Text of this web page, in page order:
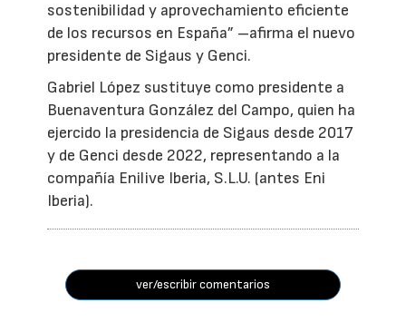
sostenibilidad y aprovechamiento eficiente
de los recursos en España” –afirma el nuevo
presidente de Sigaus y Genci.
Gabriel López sustituye como presidente a
Buenaventura González del Campo, quien ha
ejercido la presidencia de Sigaus desde 2017
y de Genci desde 2022, representando a la
compañía Enilive Iberia, S.L.U. (antes Eni
Iberia).
ver/escribir comentarios